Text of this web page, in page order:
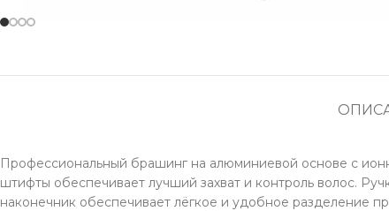
Профессиональный брашинг на алюминиевой основе c
штифты обеспечивает лучший захват и контроль волос.
наконечник обеспечивает лёгкое и удобное разделение